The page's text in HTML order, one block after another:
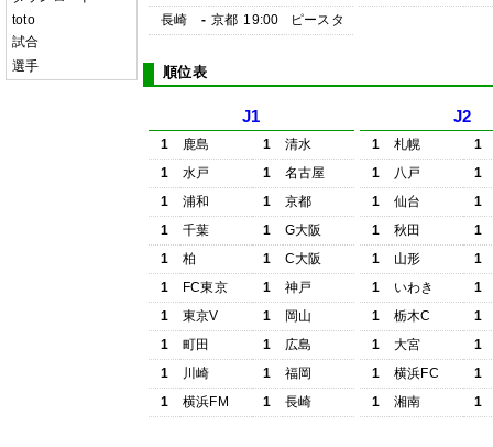
toto
試合
選手
長崎
- 京都 19:00 ピースタ
順位表
J1
1 鹿島 1
清水
1
水戸 1
名古屋
1
浦和 1
京都
1
千葉 1
G大阪
1
柏 1
C大阪
1
FC東京 1
神戸
1
東京V 1
岡山
1
町田 1
広島
1
川崎 1
福岡
1
横浜FM 1 長崎
J2
1 札幌
1
1
八戸
1
1
仙台
1
1
秋田
1
1
山形
1
1
いわき
1
1
栃木C
1
1
大宮
1
1
横浜FC
1
1
湘南 1